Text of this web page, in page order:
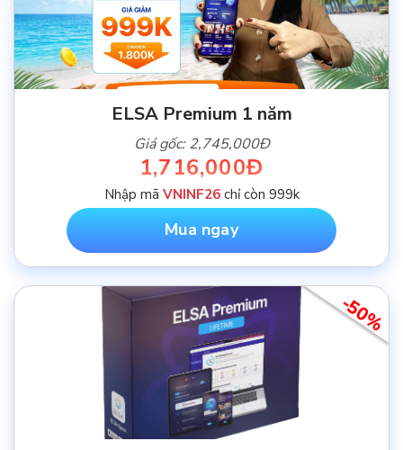
ELSA Premium 1 năm
Giá gốc: 2,745,000Đ
1,716,000Đ
Nhập mã VNINF26chỉ còn 999k
Mua ngay
-50%